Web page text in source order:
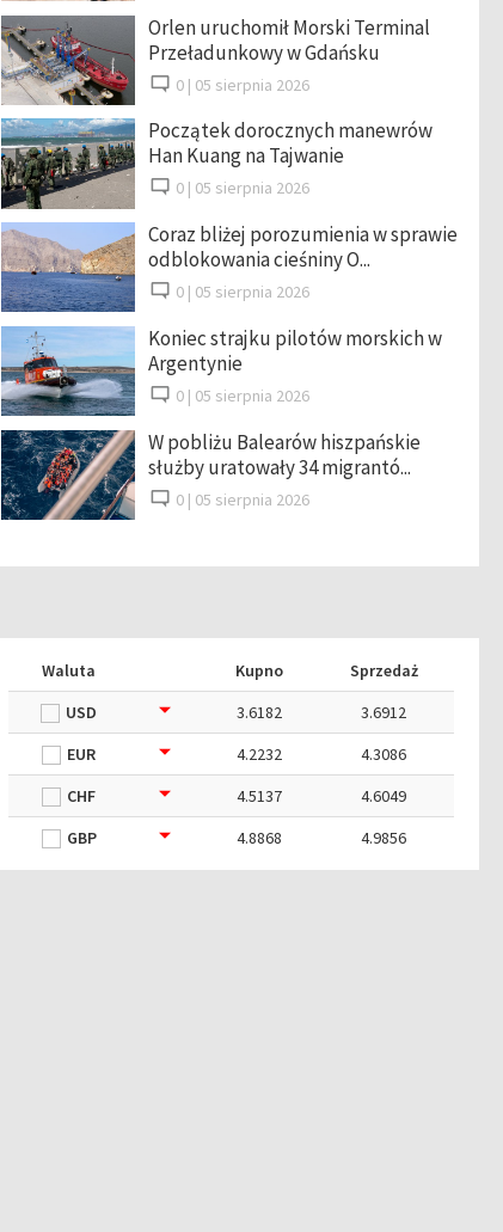
Orlen uruchomił Morski Terminal
Przeładunkowy w Gdańsku
0 | 05 sierpnia 2026
Początek dorocznych manewrów
Han Kuang na Tajwanie
0 | 05 sierpnia 2026
Coraz bliżej porozumienia w sprawie
odblokowania cieśniny O...
0 | 05 sierpnia 2026
Koniec strajku pilotów morskich w
Argentynie
0 | 05 sierpnia 2026
W pobliżu Balearów hiszpańskie
służby uratowały 34 migrantó...
0 | 05 sierpnia 2026
Waluta Kupno
Sprzedaż
USD
3.6182
3.6912
EUR
4.2232
4.3086
CHF
4.5137
4.6049
GBP
4.8868 4.9856